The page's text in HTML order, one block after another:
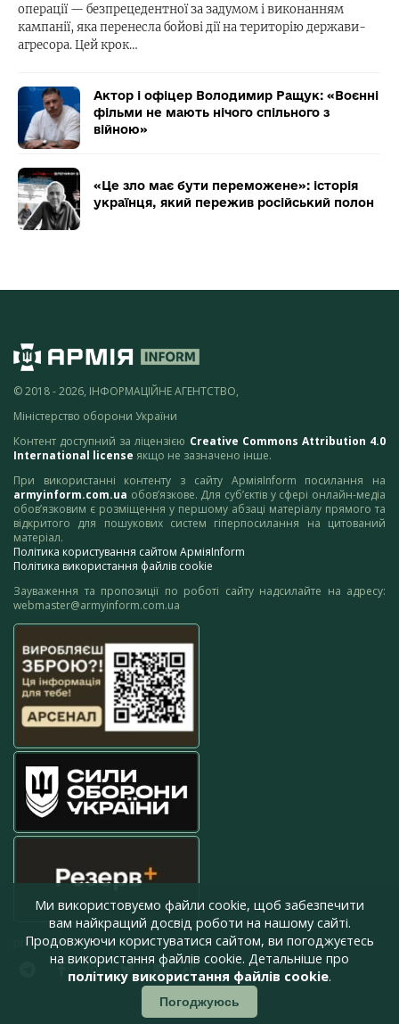
операції — безпрецедентної за задумом і виконанням
кампанії, яка перенесла бойові дії на територію держави-
агресора. Цей крок…
Актор і офіцер Володимир Ращук: «Воєнні
фільми не мають нічого спільного з
війною»
«Це зло має бути переможене»: історія
українця, який пережив російський полон
© 2018 - 2026, ІНФОРМАЦІЙНЕ АГЕНТСТВО,
Міністерство оборони України
Контент доступний за ліцензією Creative Commons Attribution 4.0
International license якщо не зазначено інше.
При використанні контенту з сайту АрміяInform посилання на
armyinform.com.ua обов’язкове. Для суб’єктів у сфері онлайн-медіа
обов’язковим є розміщення у першому абзаці матеріалу прямого та
відкритого для пошукових систем гіперпосилання на цитований
матеріал.
Політика користування сайтом АрміяInform
Політика використання файлів cookie
Зауваження та пропозиції по роботі сайту надсилайте на адресу:
webmaster@armyinform.com.ua
press@armyinform.com.ua
Ми використовуємо файли cookie, щоб забезпечити
вам найкращий досвід роботи на нашому сайті.
Продовжуючи користуватися сайтом, ви погоджуєтесь
на використання файлів cookie. Детальніше про
політику використання файлів cookie.
Погоджуюсь